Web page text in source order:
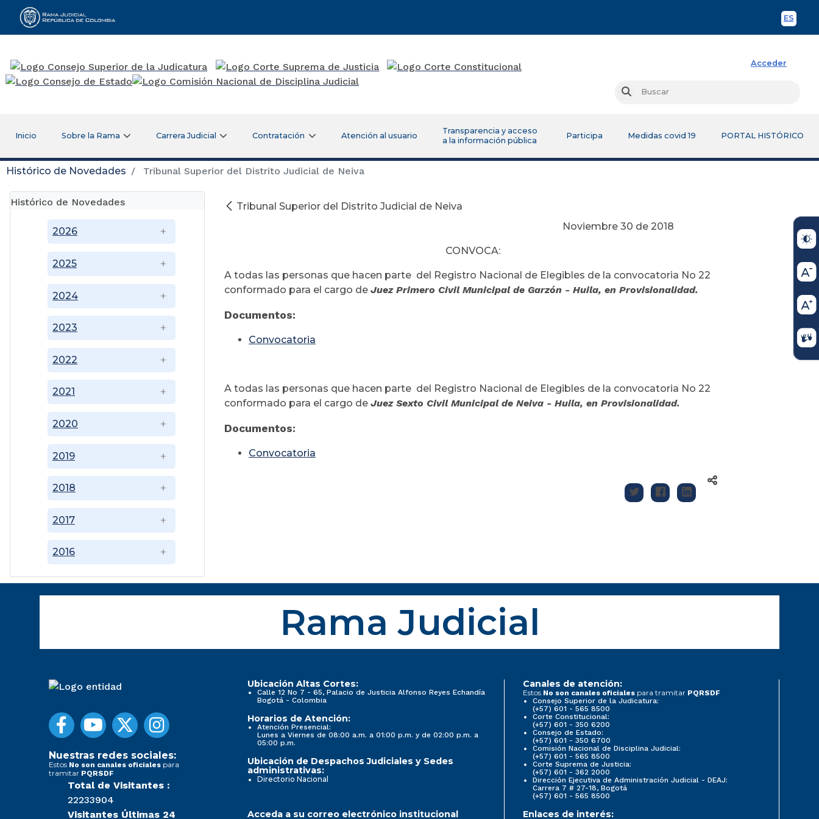
ES
Rama Judicial
Acceder
Buscar
Inicio Sobre la Rama Carrera Judicial Contratación Atención al usuario
Transparencia y acceso
a la información pública
Participa Medidas covid 19 PORTAL HISTÓRICO
Histórico de Novedades Tribunal Superior del Distrito Judicial de Neiva
Histórico de Novedades
2016
2017
2018
2019
2020
2021
2022
2023
2024
2025
2026
Tribunal Superior del Distrito Judicial de Neiva
Noviembre 30 de 2018
CONVOCA:
A todas las personas que hacen parte del Registro Nacional de Elegibles de la convocatoria No 22
conformado para el cargo de Juez Primero Civil Municipal de Garzón - Huila, en Provisionalidad.
Documentos:
Convocatoria
A todas las personas que hacen parte del Registro Nacional de Elegibles de la convocatoria No 22
conformado para el cargo de Juez Sexto Civil Municipal de Neiva - Huila, en Provisionalidad.
Documentos:
Convocatoria
Rama Judicial
Nuestras redes sociales:
Estos No son canales oficiales para
tramitar PQRSDF
Total de Visitantes :
22233904
Visitantes Últimas 24
Ubicación Altas Cortes:
Calle 12 No 7 - 65, Palacio de Justicia Alfonso Reyes Echandía
Bogotá - Colombia
Horarios de Atención:
Atención Presencial:
Lunes a Viernes de 08:00 a.m. a 01:00 p.m. y de 02:00 p.m. a
05:00 p.m.
Ubicación de Despachos Judiciales y Sedes
administrativas:
Directorio Nacional
Canales de atención:
Estos No son canales oficiales para tramitar PQRSDF
Consejo Superior de la Judicatura:
(+57) 601 - 565 8500
Corte Constitucional:
(+57) 601 - 350 6200
Consejo de Estado:
(+57) 601 - 350 6700
Comisión Nacional de Disciplina Judicial:
(+57) 601 - 565 8500
Corte Suprema de Justicia:
(+57) 601 - 362 2000
Dirección Ejecutiva de Administración Judicial - DEAJ:
Carrera 7 # 27-18, Bogotá
(+57) 601 - 565 8500
Acceda a su correo electrónico institucional Enlaces de interés: